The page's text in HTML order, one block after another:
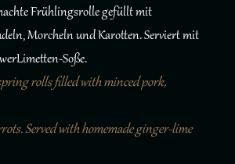
Frühlingsrolle gefüllt mit
Morcheln und Karotten. Serviert mit
Soße.
rolls filled with minced pork,
Served with homemade ginger-lime